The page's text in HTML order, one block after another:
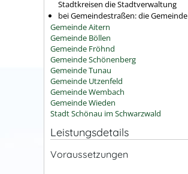
Stadtkreisen die Stadtverwaltung
bei Gemeindestraßen: die Gemeinde
Gemeinde Aitern
Gemeinde Böllen
Gemeinde Fröhnd
Gemeinde Schönenberg
Gemeinde Tunau
Gemeinde Utzenfeld
Gemeinde Wembach
Gemeinde Wieden
Stadt Schönau im Schwarzwald
Leistungsdetails
Voraussetzungen